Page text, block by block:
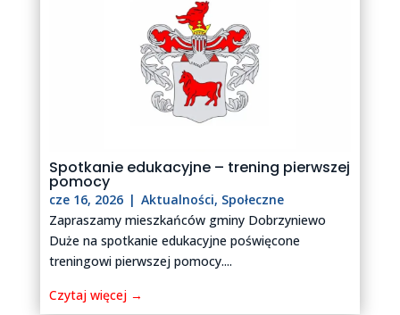
Spotkanie edukacyjne – trening pierwszej
pomocy
cze 16, 2026 | Aktualności, Społeczne
Zapraszamy mieszkańców gminy Dobrzyniewo
Duże na spotkanie edukacyjne poświęcone
treningowi pierwszej pomocy....
Czytaj więcej →